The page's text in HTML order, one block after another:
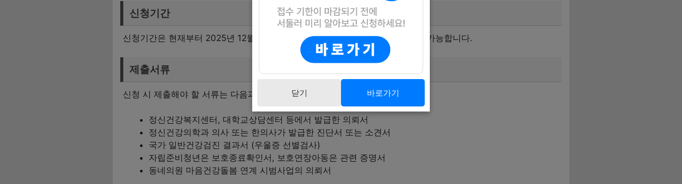
신청기간
신청기간은 현재부터 2025년 12월 31일(수)까지이며, 예산 소진 시까지 신청이 가능합니다.
제출서류
신청 시 제출해야 할 서류는 다음과 같습니다.
정신건강복지센터, 대학교상담센터 등에서 발급한 의뢰서
정신건강의학과 의사 또는 한의사가 발급한 진단서 또는 소견서
국가 일반건강검진 결과서 (우울증 선별검사)
자립준비청년은 보호종료확인서, 보호연장아동은 관련 증명서
동네의원 마음건강돌봄 연계 시범사업의 의뢰서
닫기 바로가기